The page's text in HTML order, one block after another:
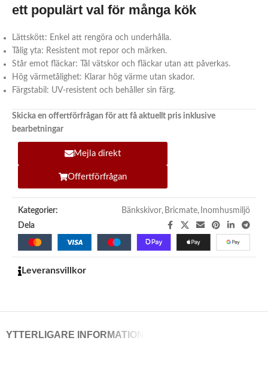
ett populärt val för många kök
Lättskött: Enkel att rengöra och underhålla.
Tålig yta: Resistent mot repor och märken.
Står emot fläckar: Tål vätskor och fläckar utan att påverkas.
Hög värmetålighet: Klarar hög värme utan skador.
Färgstabil: UV-resistent och behåller sin färg.
Skicka en offertförfrågan för att få aktuellt pris inklusive
bearbetningar
Mejla direkt
Offertförfrågan
Kategorier: Bänkskivor, Bricmate, Inomhusmiljö
Dela
Leveransvillkor
YTTERLIGARE INFORMATION